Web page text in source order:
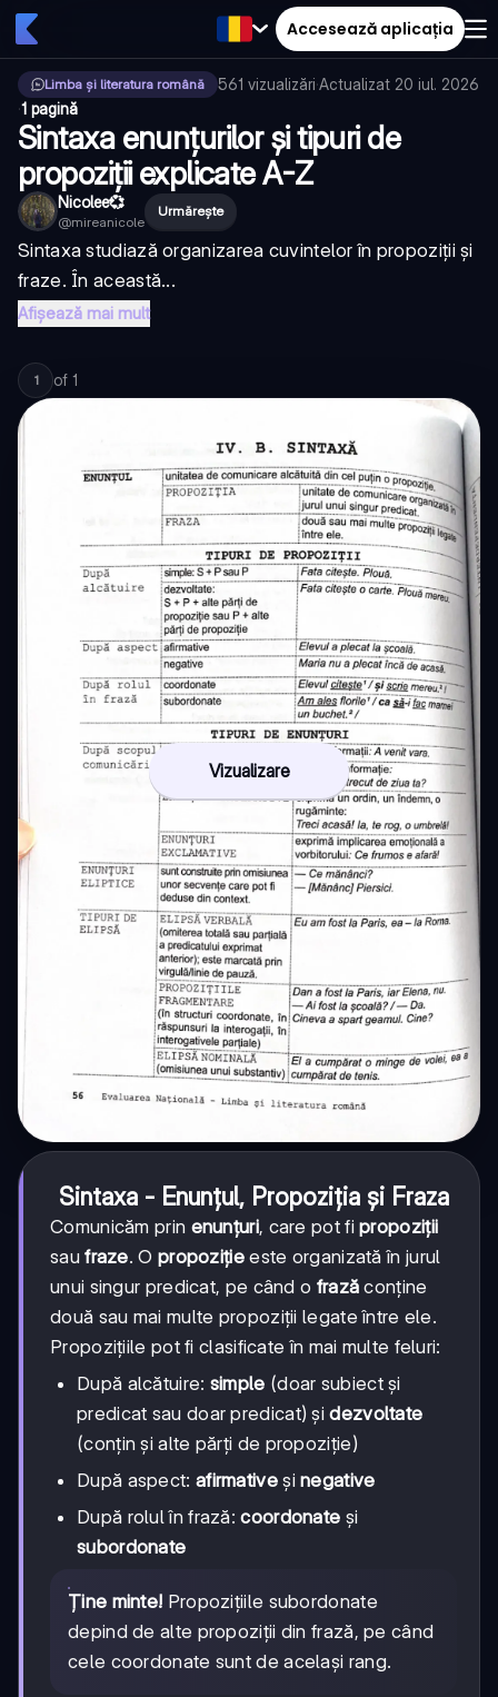
Accesează aplicația
Limba și literatura română 561 vizualizări·Actualizat 20 iul. 2026
·1 pagină
Sintaxa enunțurilor și tipuri de
propoziții explicate A-Z
Nicolee💞
@mireanicole
Urmărește
Sintaxa studiază organizarea cuvintelor în propoziții și
fraze. În această...
Afișează mai mult
1 of 1
Vizualizare
Sintaxa - Enunțul, Propoziția și Fraza
Comunicăm prin enunțuri, care pot fipropoziții
saufraze. O propozițieeste organizată în jurul
unui singur predicat, pe când o frază conține
două sau mai multe propoziții legate între ele.
Propozițiile pot fi clasificate în mai multe feluri:
După alcătuire: simple (doar subiect și
predicat sau doar predicat) șidezvoltate
(conțin și alte părți de propoziție)
După aspect: afirmativeșinegative
După rolul în frază:coordonate și
subordonate
Ține minte! Propozițiile subordonate
depind de alte propoziții din frază, pe când
cele coordonate sunt de același rang.